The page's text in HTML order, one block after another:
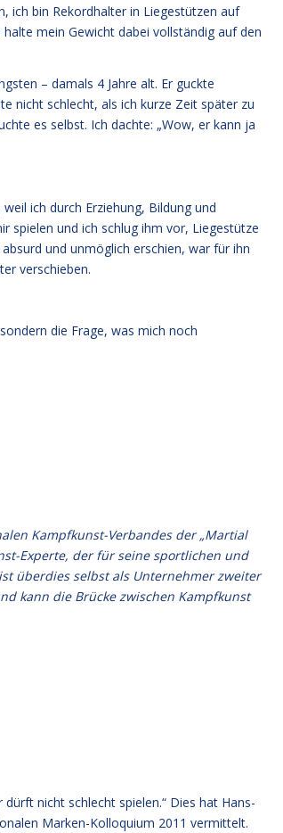
ich bin Rekordhalter in Liegestützen auf
mein Gewicht dabei vollständig auf den
– damals 4 Jahre alt. Er guckte
nicht schlecht, als ich kurze Zeit später zu
es selbst. Ich dachte: „Wow, er kann ja
ich durch Erziehung, Bildung und
spielen und ich schlug ihm vor, Liegestütze
und unmöglich erschien, war für ihn
verschieben.
die Frage, was mich noch
Kampfkunst-Verbandes der „Martial
Experte, der für seine sportlichen und
überdies selbst als Unternehmer zweiter
kann die Brücke zwischen Kampfkunst
nicht schlecht spielen.“ Dies hat Hans-
Marken-Kolloquium 2011 vermittelt.